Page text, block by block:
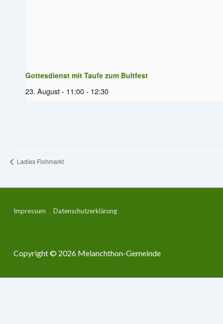
Gottesdienst mit Taufe zum Bultfest
23. August - 11:00- 12:30
Ladies Flohmarkt
Footer-
Impressum Datenschutzerklärung
Copyright © 2026 Melanchthon-Gemeinde